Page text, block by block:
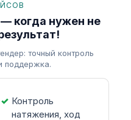
когда нужен не
точный контроль
поддержка.
Контроль
натяжения, ход